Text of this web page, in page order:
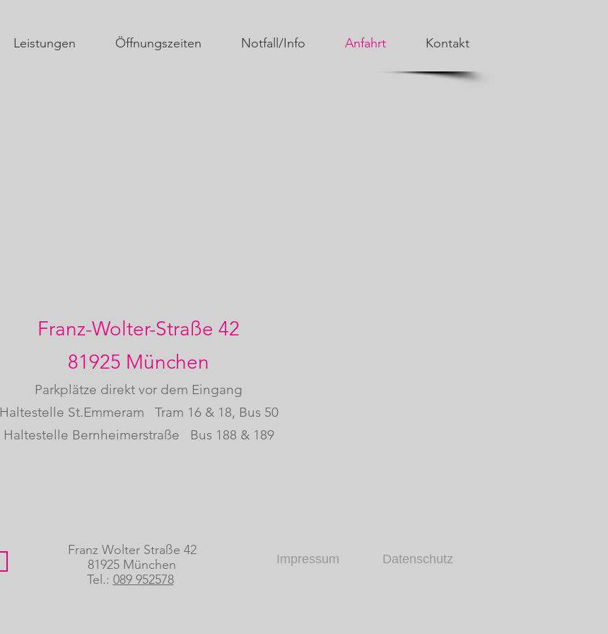
Leistungen Öffnungszeiten Notfall/Info Anfahrt Kontakt
Franz-Wolter-Straße 42
81925 München
Parkplätze direkt vor dem Eingang
Haltestelle St.Emmeram Tram 16 & 18, Bus 50
Haltestelle Bernheimerstraße
Bus 188 & 189
Franz Wolter Straße 42
81925 München
Tel.: 089 952578
Impressum Datenschutz